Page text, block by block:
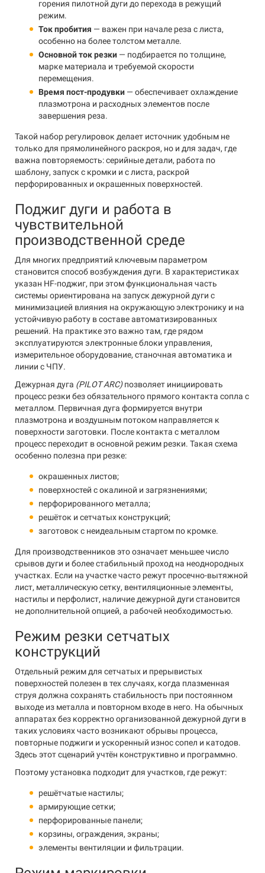
горения пилотной дуги до перехода в режущий
режим.
Ток пробития — важен при начале реза с листа,
особенно на более толстом металле.
Основной ток резки — подбирается по толщине,
марке материала и требуемой скорости
перемещения.
Время пост-продувки — обеспечивает охлаждение
плазмотрона и расходных элементов после
завершения реза.
Такой набор регулировок делает источник удобным не
только для прямолинейного раскроя, но и для задач, где
важна повторяемость: серийные детали, работа по
шаблону, запуск с кромки и с листа, раскрой
перфорированных и окрашенных поверхностей.
Поджиг дуги и работа в
чувствительной
производственной среде
Для многих предприятий ключевым параметром
становится способ возбуждения дуги. В характеристиках
указан HF-поджиг, при этом функциональная часть
системы ориентирована на запуск дежурной дуги с
минимизацией влияния на окружающую электронику и на
устойчивую работу в составе автоматизированных
решений. На практике это важно там, где рядом
эксплуатируются электронные блоки управления,
измерительное оборудование, станочная автоматика и
линии с ЧПУ.
Дежурная дуга (PILOT ARC)позволяет инициировать
процесс резки без обязательного прямого контакта сопла с
металлом. Первичная дуга формируется внутри
плазмотрона и воздушным потоком направляется к
поверхности заготовки. После контакта с металлом
процесс переходит в основной режим резки. Такая схема
особенно полезна при резке:
окрашенных листов;
поверхностей с окалиной и загрязнениями;
перфорированного металла;
решёток и сетчатых конструкций;
заготовок с неидеальным стартом по кромке.
Для производственников это означает меньшее число
срывов дуги и более стабильный проход на неоднородных
участках. Если на участке часто режут просечно-вытяжной
лист, металлическую сетку, вентиляционные элементы,
настилы и перфолист, наличие дежурной дуги становится
не дополнительной опцией, а рабочей необходимостью.
Режим резки сетчатых
конструкций
Отдельный режим для сетчатых и прерывистых
поверхностей полезен в тех случаях, когда плазменная
струя должна сохранять стабильность при постоянном
выходе из металла и повторном входе в него. На обычных
аппаратах без корректно организованной дежурной дуги в
таких условиях часто возникают обрывы процесса,
повторные поджиги и ускоренный износ сопел и катодов.
Здесь этот сценарий учтён конструктивно и программно.
Поэтому установка подходит для участков, где режут:
решётчатые настилы;
армирующие сетки;
перфорированные панели;
корзины, ограждения, экраны;
элементы вентиляции и фильтрации.